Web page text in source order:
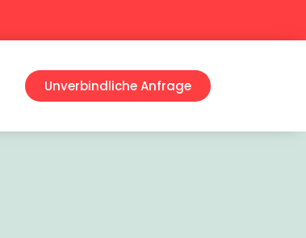
Unverbindliche Anfrage